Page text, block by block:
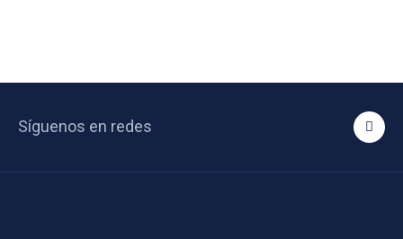
Síguenos en redes